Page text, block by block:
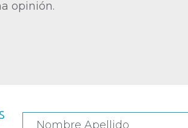
opinión.